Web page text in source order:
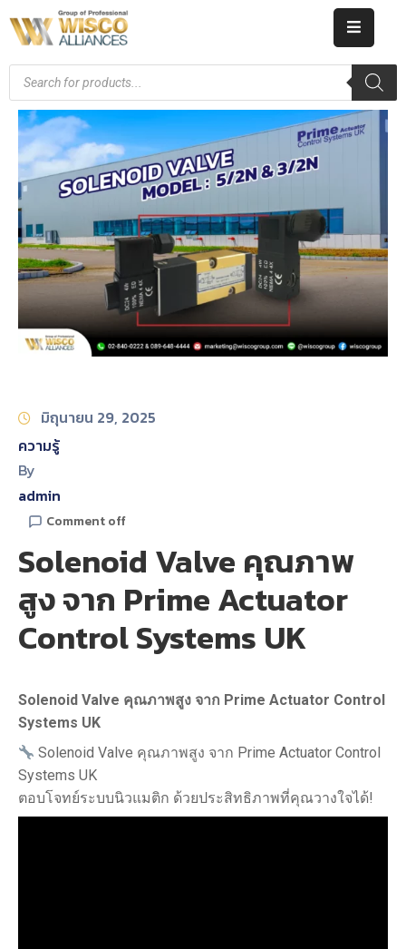
HOME
ABOUT
US
PRODUCT
CATALOG
KNOWLEDGE
CAREERS
CONTACT
มิถุนายน 29, 2025
ความรู้
By
admin
Comment off
Solenoid Valve คุณภาพ
สูง จาก Prime Actuator
Control Systems UK
Solenoid Valve คุณภาพสูง จาก Prime Actuator Control
Systems UK
Solenoid Valve คุณภาพสูง จาก Prime Actuator Control
Systems UK
ตอบโจทย์ระบบนิวแมติก ด้วยประสิทธิภาพที่คุณวางใจได้!